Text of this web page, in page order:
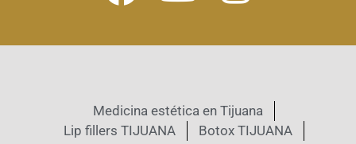
Medicina estética en Tijuana
Lip fillers TIJUANA
Botox TIJUANA